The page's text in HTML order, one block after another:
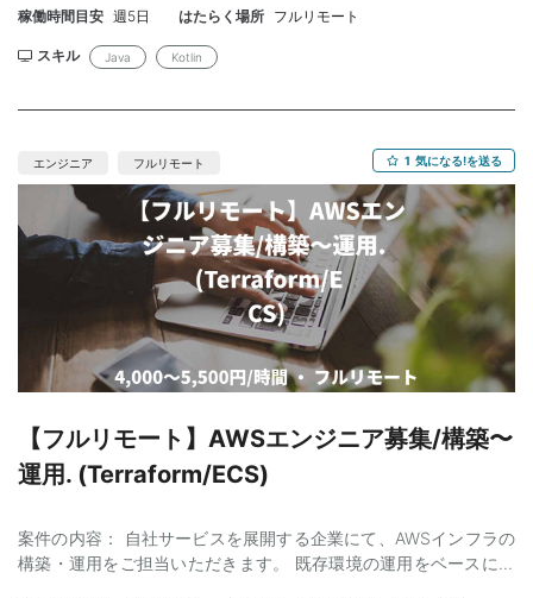
REST APIの設計・開発、DB最適化、パフォーマンスチューニング
保守運用 【開発環境】 言語：Kotlin, Python FW：Spring Boot イ
Datadog, Sentry, Slack ◆スキル◆ 【必須】 ・Webアプリケーシ
側）の実務経験 ・RDBMSの設計・運用経験（MySQL,
PostgreSQL等） ・Gitを用いたチーム開発経験 ・RESTful APIの
設計・開発経験 ・英語でのテキストコミュニケーションが可能な
方 （Chat GPTなどで翻訳して理解して、返信ができれば良い）
【尚可】 ・Python / Javaでの実務経験 ・クラウドインフラ
（AWS / GCP / Azure）の実務経験 ・コンテナ技術（Docker,
Kubernetes）の運用経験 ・Spring Frameworkの実務経験 ・
Firebase Authenticationの利用経験 ・NoSQLデータベース、メッ
セージキューの利用経験 ・マイクロサービスアーキテクチャ、大
規模トラフィック環境での経験 ・英語での実務経験
稼働時間目安 週5日 はたらく場所 フルリモート
スキル Java Kotlin
エンジニア フルリモート 1 気になる!を送る
【フルリモート】AWSエンジニア募集/構築〜
運用. (Terraform/ECS)
案件の内容： 自社サービスを展開する企業にて、AWSインフラの
構築・運用をご担当いただきます。 既存環境の運用をベースにし